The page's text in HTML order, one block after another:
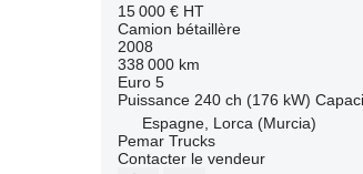
15 000 € HT
Camion bétaillère
2008
338 000 km
Euro 5
Puissance 240 ch (176 kW)
Espagne, Lorca (Murcia)
Pemar Trucks
Contacter le vendeur